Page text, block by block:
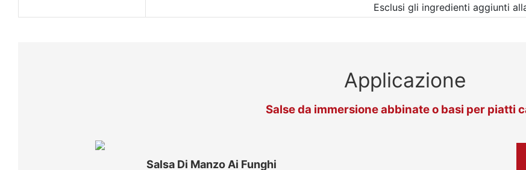
Esclusi gli ingredienti aggiunti
Applicazione
Salse da immersione abbinate o basi per piatti
Salsa Di Manzo Ai Funghi